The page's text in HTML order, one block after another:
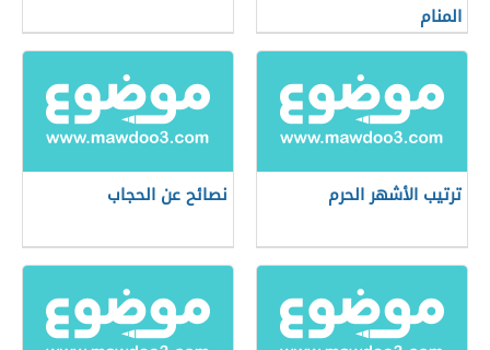
المنام
ترتيب الأشهر الحرم نصائح عن الحجاب